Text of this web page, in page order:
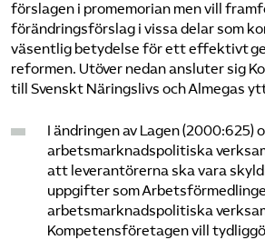
Omsättningsstatistik
Webbutik
Bli medlem
Logga in på Arbetsgivarguiden
förslagen i promemorian men vill
förändringsförslag i vissa delar som
väsentlig betydelse för ett effektivt
reformen. Utöver nedan ansluter sig
till Svenskt Näringslivs och Almegas
I ändringen av Lagen (2000:625)
arbetsmarknadspolitiska
att leverantörerna ska vara
uppgifter som
arbetsmarknadspolitiska
Kompetensföretagen vill